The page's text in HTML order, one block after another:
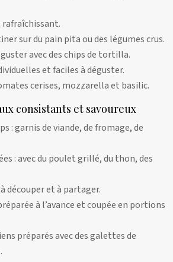
rafraîchissant.
sur du pain pita ou des légumes crus.
avec des chips de tortilla.
et faciles à déguster.
cerises, mozzarella et basilic.
consistants et savoureux
: garnis de viande, de fromage, de
: avec du poulet grillé, du thon, des
découper et à partager.
à l’avance et coupée en portions
préparés avec des galettes de